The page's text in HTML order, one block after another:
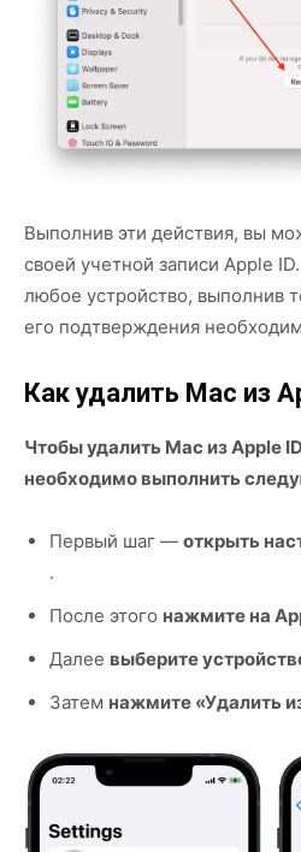
Выполнив эти действия, вы
своей учетной записи Apple
любое устройство, выполнив
его подтверждения
Как удалить Mac из
Чтобы удалить Mac из Apple
необходимо выполнить
Первый шаг — открыть
.
После этого нажмите на
Далее выберите
Затем нажмите «Удалить